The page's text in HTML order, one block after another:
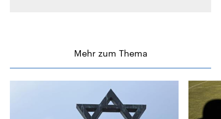
Mehr zum Thema